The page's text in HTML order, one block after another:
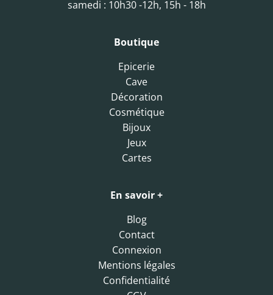
samedi : 10h30 -12h, 15h - 18h
Boutique
Epicerie
Cave
Décoration
Cosmétique
Bijoux
Jeux
Cartes
En savoir +
Blog
Contact
Connexion
Mentions légales
Confidentialité